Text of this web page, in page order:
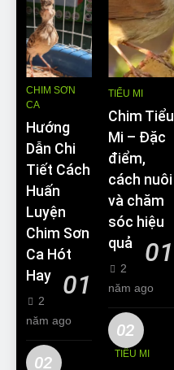
CHIM SƠN
CA
Hướng
Dẫn Chi
Tiết Cách
Huấn
Luyện
Chim Sơn
Ca Hót
Hay
01
2
năm ago
02
TIỂU MI
Chim Tiểu
Mi – Đặc
điểm,
cách nuôi
và chăm
sóc hiệu
quả
01
2
năm ago
02
TIỂU MI